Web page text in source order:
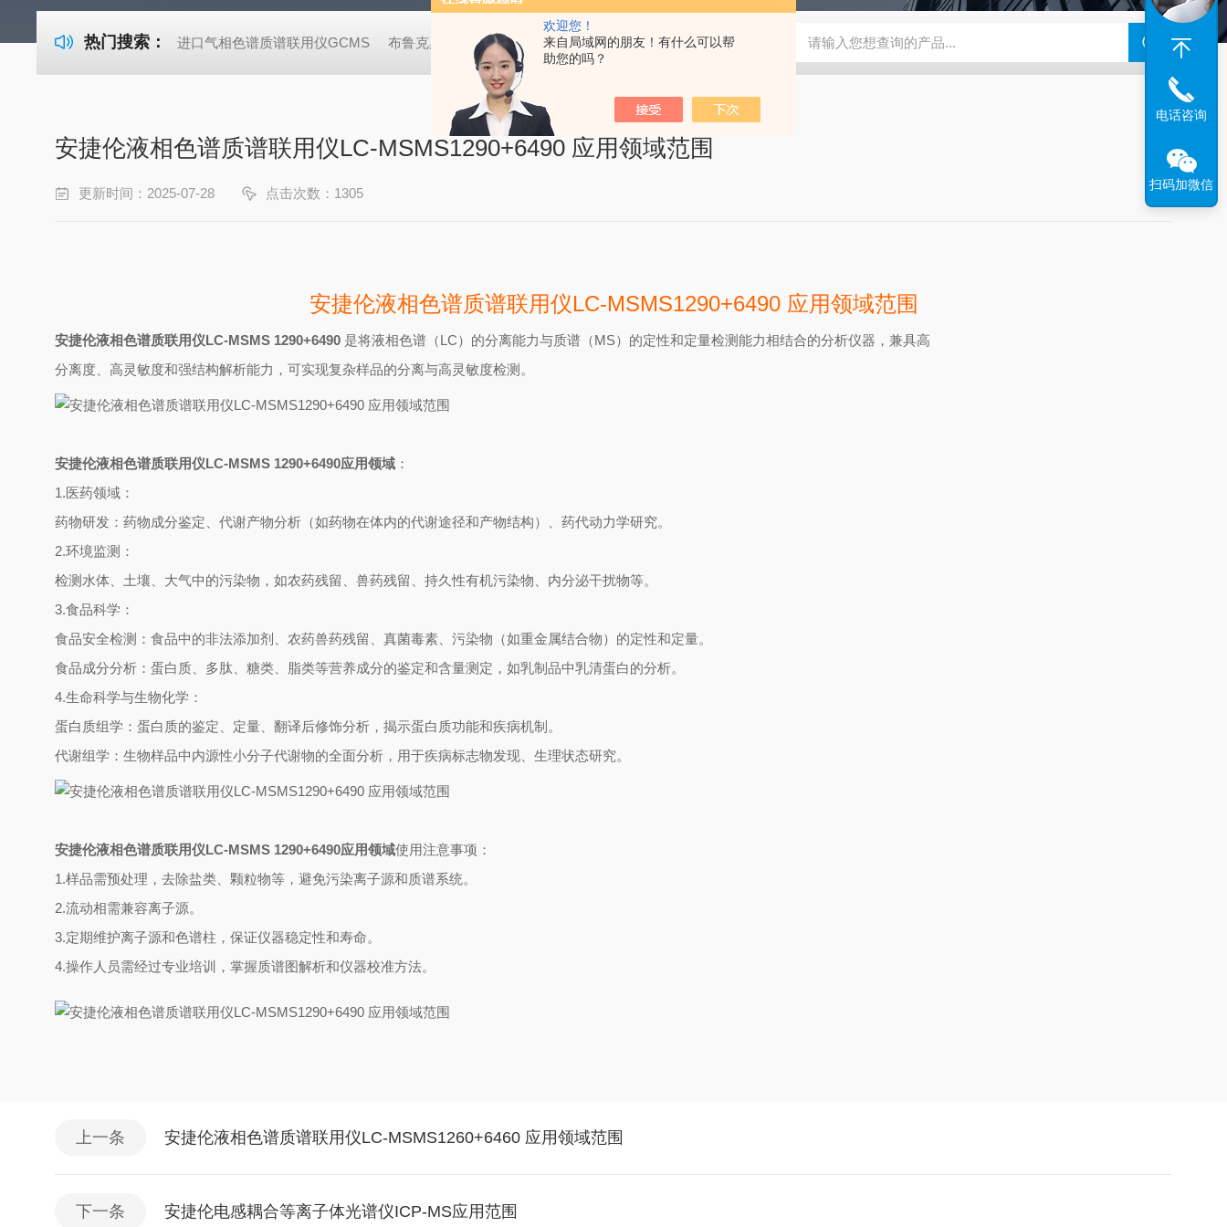
欢迎您！
来自局域网的朋友！有什么可以帮
助您的吗？
热门搜索： 进口气相色谱质谱联用仪GCMS 布鲁克桌面型XRD衍射仪 岛津进口紫外分光光度计 蔡司MERLIN系列场发射扫描电镜 瑞士万通水分仪 布鲁克SkyScan2211高分
安捷伦液相色谱质谱联用仪LC-MSMS1290+6490 应用领域范围
更新时间：2025-07-28 点击次数：1305
安捷伦液相色谱质谱联用仪LC-MSMS1290+6490 应用领域范围
安捷伦液相色谱质联用仪LC-MSMS 1290+6490 是将液相色谱（LC）的分离能力与质谱（MS）的定性和定量检测能力相结合的分析仪器，兼具高
分离度、高灵敏度和强结构解析能力，可实现复杂样品的分离与高灵敏度检测。
安捷伦液相色谱质联用仪LC-MSMS 1290+6490应用领域 ：
1.医药领域：
药物研发：药物成分鉴定、代谢产物分析（如药物在体内的代谢途径和产物结构）、药代动力学研究。
2.环境监测：
检测水体、土壤、大气中的污染物，如农药残留、兽药残留、持久性有机污染物、内分泌干扰物等。
3.食品科学：
食品安全检测：食品中的非法添加剂、农药兽药残留、真菌毒素、污染物（如重金属结合物）的定性和定量。
食品成分分析：蛋白质、多肽、糖类、脂类等营养成分的鉴定和含量测定，如乳制品中乳清蛋白的分析。
4.生命科学与生物化学：
蛋白质组学：蛋白质的鉴定、定量、翻译后修饰分析，揭示蛋白质功能和疾病机制。
代谢组学：生物样品中内源性小分子代谢物的全面分析，用于疾病标志物发现、生理状态研究。
安捷伦液相色谱质联用仪LC-MSMS 1290+6490应用领域使用注意事项：
1.样品需预处理，去除盐类、颗粒物等，避免污染离子源和质谱系统。
2.流动相需兼容离子源。
3.定期维护离子源和色谱柱，保证仪器稳定性和寿命。
4.操作人员需经过专业培训，掌握质谱图解析和仪器校准方法。
上一条 安捷伦液相色谱质谱联用仪LC-MSMS1260+6460 应用领域范围
下一条 安捷伦电感耦合等离子体光谱仪ICP-MS应用范围
电话咨询
扫码加微信